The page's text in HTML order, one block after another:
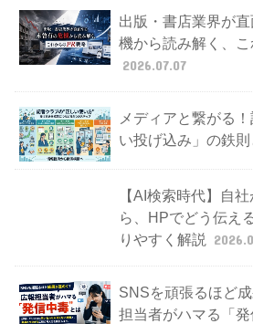
出版・書店業界が
機から読み解く、
2026.07.07
メディアと繋がる
い投げ込み」の鉄則
【AI検索時代】自
ら、HPでどう伝え
りやすく解説
SNSを頑張るほど
担当者がハマる「